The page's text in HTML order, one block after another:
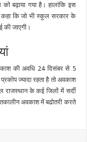
बढ़ाया गया है। हालांकि इस
भी कहा कि जो भी स्कूल सरकार के
की जाएगी।
की अवधि 24 दिसंबर से 5
ज्यादा रहता है तो अवकाश
के कई जिलों में सर्दी
अवकाश में बढोतरी करते